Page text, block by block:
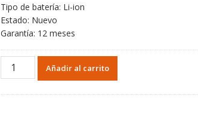
Tipo de batería: Li-ion
Estado: Nuevo
Garantía: 12 meses
Batería
Añadir al carrito